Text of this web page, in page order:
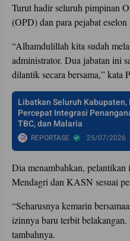
Turut hadir seluruh pimpinan
(OPD) dan para pejabat
“Alhamdulillah kita sudah
administrator. Dua jabatan ini
dilantik secara bersama,” kata
Libatkan Seluruh Kabupaten,
Percepat Integrasi
TBC, dan Malaria
REPORTASE 25/07/2026
Dia menambahkan, pelantikan
Mendagri dan KASN sesuai
“Seharusnya kemarin
izinnya baru terbit
tambahnya.